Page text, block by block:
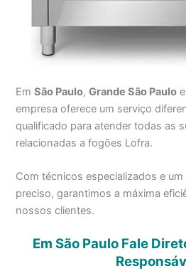
EmSão Paulo,Grande São Paulo e
empresa oferece um serviço
qualificado para atender todas as
relacionadas a fogões Lofra.
Com técnicos especializados e
preciso, garantimos a máxima
nossos clientes.
Em São Paulo Fale